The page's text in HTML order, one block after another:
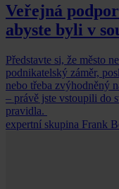
Veřejná
abyste byli v
Představte si, že město
podnikatelský záměr,
nebo třeba zvýhodněný
– právě jste vstoupili do
pravidla.
expertní skupina Frank